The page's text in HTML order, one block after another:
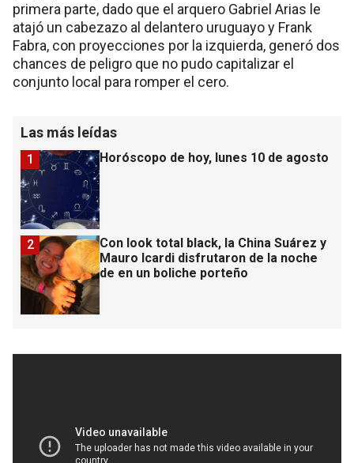
primera parte, dado que el arquero Gabriel Arias le
atajó un cabezazo al delantero uruguayo y Frank
Fabra, con proyecciones por la izquierda, generó dos
chances de peligro que no pudo capitalizar el
conjunto local para romper el cero.
Las más leídas
Horóscopo de hoy, lunes 10 de agosto
1
Con look total black, la China Suárez y
Mauro Icardi disfrutaron de la noche
de en un boliche porteño
2